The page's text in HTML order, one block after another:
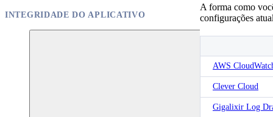
INTEGRIDADE DO APLICATIVO
A forma como
configurações
AWS
Clever Cloud
Gigalixir Log